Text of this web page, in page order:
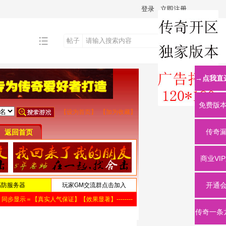
登录 立即注册
帖子
搜
索
→点我直
免费版
传奇
商业
开通
传奇一条